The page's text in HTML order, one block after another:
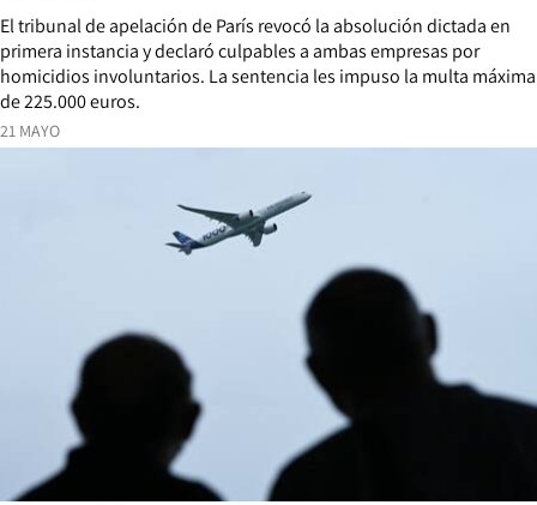
21 MAYO
El tribunal de apelación de París revocó la absolución dictada en
primera instancia y declaró culpables a ambas empresas por
homicidios involuntarios. La sentencia les impuso la multa máxima
de 225.000 euros.